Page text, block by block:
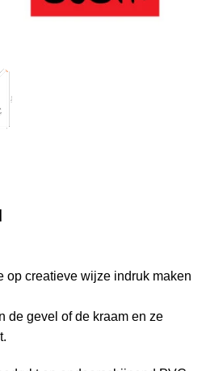
op creatieve wijze indruk maken
de gevel of de kraam en ze